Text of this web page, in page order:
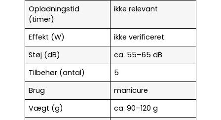
Opladningstid
(timer)
ikke relevant
Effekt (W)
ikke verificeret
Støj (dB)
ca. 55–65 dB
Tilbehør (antal)
5
Brug
manicure
Vægt (g)
ca. 90–120 g